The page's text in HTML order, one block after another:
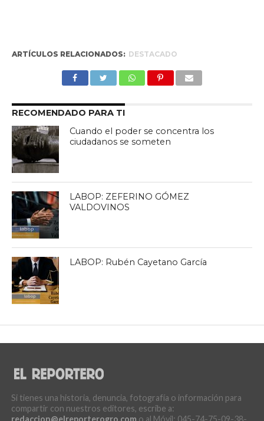
ARTÍCULOS RELACIONADOS: DESTACADO
RECOMENDADO PARA TI
Cuando el poder se concentra los
ciudadanos se someten
LABOP: ZEFERINO GÓMEZ
VALDOVINOS
LABOP: Rubén Cayetano García
Si tienes una historia, denuncia, fotografía o información para
compartir con nuestros editores, escribe a: